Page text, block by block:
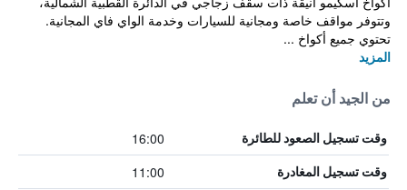
وتتوفر مواقف خاصة ومجانية للسيارات وخدمة الواي فاي المجانية.
تحتوي جميع أكواخ ...
المزيد
من الجيد أن تعلم
وقت تسجيل الصعود للطائرة 16:00
وقت تسجيل المغادرة 11:00